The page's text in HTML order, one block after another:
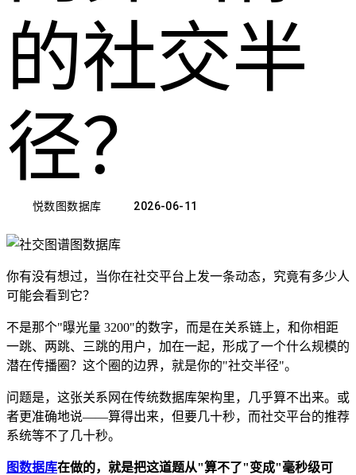
的社交半
径？
悦数图数据库 2026-06-11
你有没有想过，当你在社交平台上发一条动态，究竟有多少人
可能会看到它？
不是那个"曝光量 3200"的数字，而是在关系链上，和你相距
一跳、两跳、三跳的用户，加在一起，形成了一个什么规模的
潜在传播圈？这个圈的边界，就是你的"社交半径"。
问题是，这张关系网在传统数据库架构里，几乎算不出来。或
者更准确地说——算得出来，但要几十秒，而社交平台的推荐
系统等不了几十秒。
图数据库在做的，就是把这道题从"算不了"变成"毫秒级可